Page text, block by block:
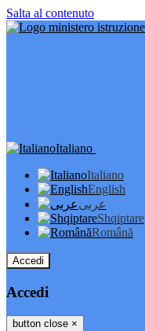
Salta al contenuto
Italiano
Italiano
English
عربى
Shqiptare
Română
Accedi
Accedi
button close ×